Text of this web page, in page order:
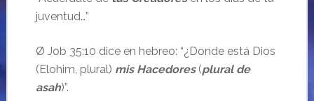
juventud…”
Ø Job 35:10 dice en hebreo: “¿Donde está Dios
(Elohim, plural) mis Hacedores(plural de
asah)”.